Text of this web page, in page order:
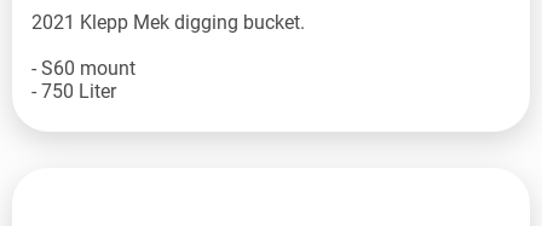
2021 Klepp Mek digging bucket.
- S60 mount
- 750 Liter